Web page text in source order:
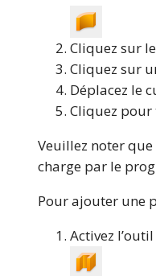
Cliquez sur
Cliquez sur
Déplacez le
Cliquez
Veuillez noter
charge par le
Pour ajouter une
Activez l’outil